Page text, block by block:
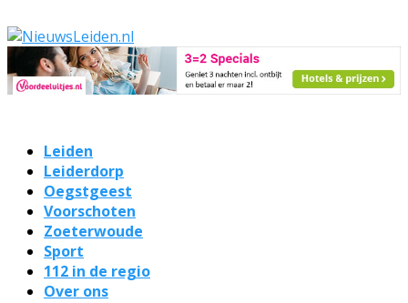
Leiden
Leiderdorp
Oegstgeest
Voorschoten
Zoeterwoude
Sport
112 in de regio
Over ons